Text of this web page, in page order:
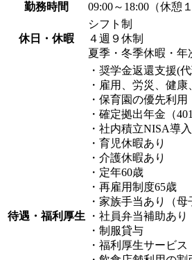
勤務時間 09:00～18:00（休憩
休日・休暇
シフト制
４週９休制
夏季・冬季休暇・年
待遇・福利厚生
・奨学金返還支援(
・雇用、労災、健康
・保育園の優先利用
・確定拠出年金（
・社内積立NISA導入
・育児休暇あり
・介護休暇あり
・定年60歳
・再雇用制度65歳
・家族手当あり（母
・社員弁当補助あり
・制服貸与
・福利厚生サービ